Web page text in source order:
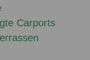
Carports